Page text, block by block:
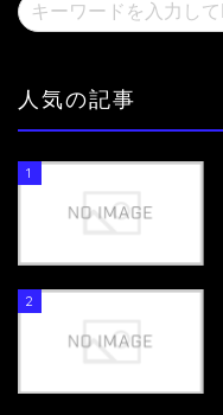
人気の記事
1
2